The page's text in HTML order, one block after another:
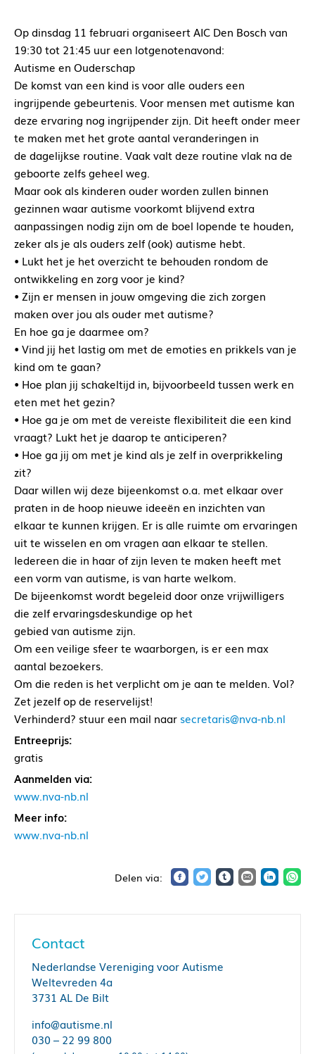
Op dinsdag 11 februari organiseert AIC Den Bosch van
19:30 tot 21:45 uur een lotgenotenavond:
Autisme en Ouderschap
De komst van een kind is voor alle ouders een
ingrijpende gebeurtenis. Voor mensen met autisme kan
deze ervaring nog ingrijpender zijn. Dit heeft onder meer
te maken met het grote aantal veranderingen in
de dagelijkse routine. Vaak valt deze routine vlak na de
geboorte zelfs geheel weg.
Maar ook als kinderen ouder worden zullen binnen
gezinnen waar autisme voorkomt blijvend extra
aanpassingen nodig zijn om de boel lopende te houden,
zeker als je als ouders zelf (ook) autisme hebt.
• Lukt het je het overzicht te behouden rondom de
ontwikkeling en zorg voor je kind?
• Zijn er mensen in jouw omgeving die zich zorgen
maken over jou als ouder met autisme?
En hoe ga je daarmee om?
• Vind jij het lastig om met de emoties en prikkels van je
kind om te gaan?
• Hoe plan jij schakeltijd in, bijvoorbeeld tussen werk en
eten met het gezin?
• Hoe ga je om met de vereiste flexibiliteit die een kind
vraagt? Lukt het je daarop te anticiperen?
• Hoe ga jij om met je kind als je zelf in overprikkeling
zit?
Daar willen wij deze bijeenkomst o.a. met elkaar over
praten in de hoop nieuwe ideeën en inzichten van
elkaar te kunnen krijgen. Er is alle ruimte om ervaringen
uit te wisselen en om vragen aan elkaar te stellen.
Iedereen die in haar of zijn leven te maken heeft met
een vorm van autisme, is van harte welkom.
De bijeenkomst wordt begeleid door onze vrijwilligers
die zelf ervaringsdeskundige op het
gebied van autisme zijn.
Om een veilige sfeer te waarborgen, is er een max
aantal bezoekers.
Om die reden is het verplicht om je aan te melden. Vol?
Zet jezelf op de reservelijst!
Verhinderd? stuur een mail naar secretaris@nva-nb.nl
Entreeprijs:
gratis
Aanmelden via:
www.nva-nb.nl
Meer info:
www.nva-nb.nl
Contact
Nederlandse Vereniging voor Autisme
Weltevreden 4a
3731 AL De Bilt
info@autisme.nl
030 – 22 99 800